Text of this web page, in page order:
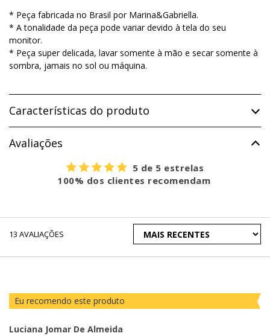
* Peça fabricada no Brasil por Marina&Gabriella.
* A tonalidade da peça pode variar devido à tela do seu
monitor.
* Peça super delicada, lavar somente à mão e secar somente à
sombra, jamais no sol ou máquina.
Características do produto
Avaliações
5 de 5 estrelas
100% dos clientes recomendam
13 AVALIAÇÕES
ORDENAR
AVALIAÇÕES
Eu recomendo este produto
Luciana Jomar De Almeida